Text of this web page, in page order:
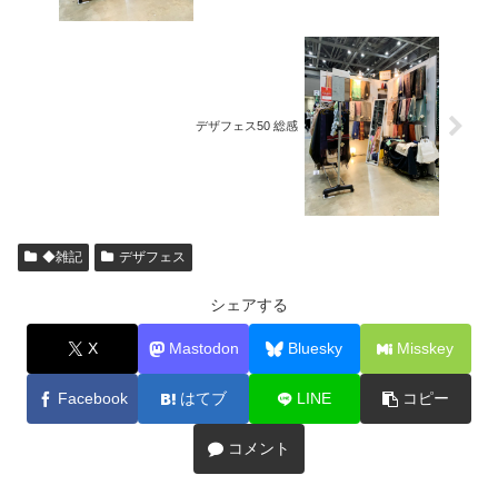
デザフェス50 総感
◆雑記 デザフェス
シェアする
X Mastodon Bluesky Misskey
Facebook はてブ LINE コピー
コメント